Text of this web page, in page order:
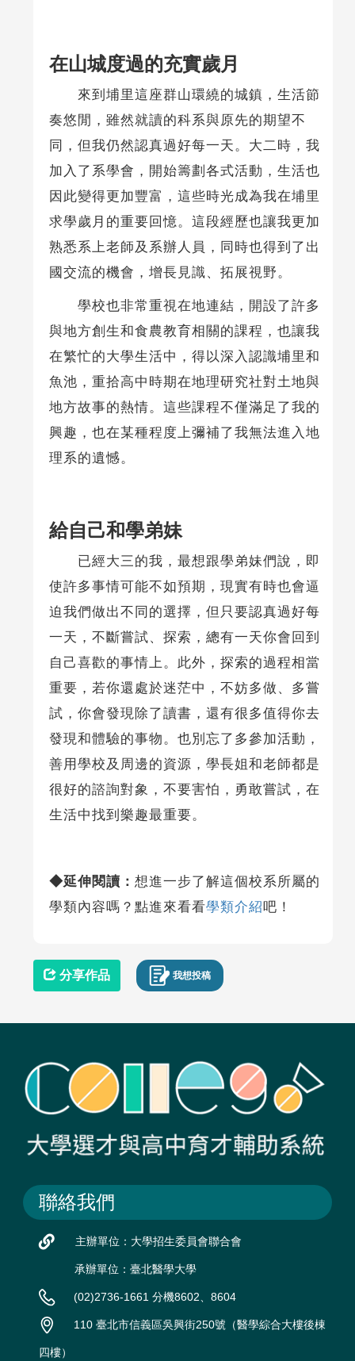
在山城度過的充實歲月
來到埔里這座群山環繞的城鎮，生活節
奏悠閒，雖然就讀的科系與原先的期望不
同，但我仍然認真過好每一天。大二時，我
加入了系學會，開始籌劃各式活動，生活也
因此變得更加豐富，這些時光成為我在埔里
求學歲月的重要回憶。這段經歷也讓我更加
熟悉系上老師及系辦人員，同時也得到了出
國交流的機會，增長見識、拓展視野。
學校也非常重視在地連結，開設了許多
與地方創生和食農教育相關的課程，也讓我
在繁忙的大學生活中，得以深入認識埔里和
魚池，重拾高中時期在地理研究社對土地與
地方故事的熱情。這些課程不僅滿足了我的
興趣，也在某種程度上彌補了我無法進入地
理系的遺憾。
給自己和學弟妹
已經大三的我，最想跟學弟妹們說，即
使許多事情可能不如預期，現實有時也會逼
迫我們做出不同的選擇，但只要認真過好每
一天，不斷嘗試、探索，總有一天你會回到
自己喜歡的事情上。此外，探索的過程相當
重要，若你還處於迷茫中，不妨多做、多嘗
試，你會發現除了讀書，還有很多值得你去
發現和體驗的事物。也別忘了多參加活動，
善用學校及周邊的資源，學長姐和老師都是
很好的諮詢對象，不要害怕，勇敢嘗試，在
生活中找到樂趣最重要。
◆延伸閱讀： 想進一步了解這個校系所屬的
學類內容嗎？點進來看看學類介紹吧！
分享作品 我想投稿
聯絡我們
主辦單位：大學招生委員會聯合會
承辦單位：臺北醫學大學
(02)2736-1661 分機8602、8604
110 臺北市信義區吳興街250號（醫學綜合大樓後棟
四樓）